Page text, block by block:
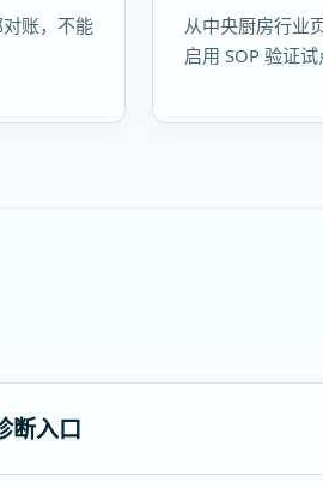
账，不能
从中央厨房行业
启用 SOP 验证试
断入口